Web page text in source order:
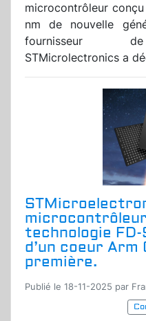
microcontrôleur
nm de nouvelle
fournisseur de
STMicrolectronics a
technologie FD-
d’un coeur
première.
Publié le 18-11-2025 par